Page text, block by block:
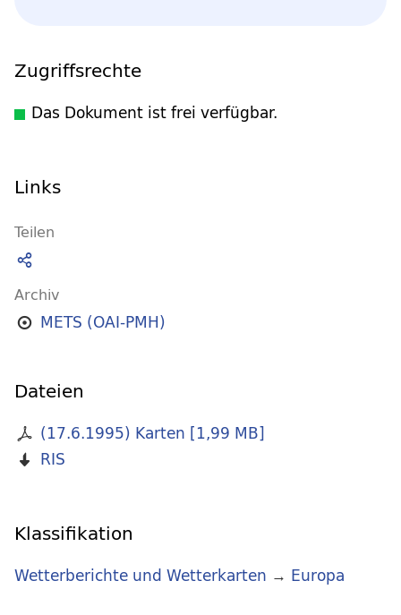
Zugriffsrechte
Das Dokument ist frei verfügbar.
Links
Teilen
Archiv
METS (OAI-PMH)
Dateien
(17.6.1995) Karten [1,99 MB]
RIS
Klassifikation
Wetterberichte und Wetterkarten → Europa